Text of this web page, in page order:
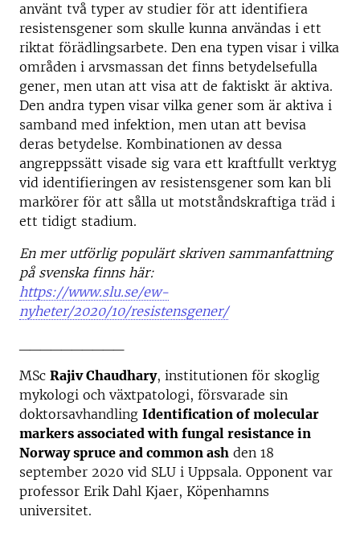
använt två typer av studier för att identifiera
resistensgener som skulle kunna användas i ett
riktat förädlingsarbete. Den ena typen visar i vilka
områden i arvsmassan det finns betydelsefulla
gener, men utan att visa att de faktiskt är aktiva.
Den andra typen visar vilka gener som är aktiva i
samband med infektion, men utan att bevisa
deras betydelse. Kombinationen av dessa
angreppssätt visade sig vara ett kraftfullt verktyg
vid identifieringen av resistensgener som kan bli
markörer för att sålla ut motståndskraftiga träd i
ett tidigt stadium.
En mer utförlig populärt skriven sammanfattning
på svenska finns här:
https://www.slu.se/ew-
nyheter/2020/10/resistensgener/
MSc Rajiv Chaudhary, institutionen för skoglig
mykologi och växtpatologi, försvarade sin
doktorsavhandling Identification of molecular
markers associated with fungal resistance in
Norway spruce and common ash den 18
september 2020 vid SLU i Uppsala. Opponent var
professor Erik Dahl Kjaer, Köpenhamns
universitet.